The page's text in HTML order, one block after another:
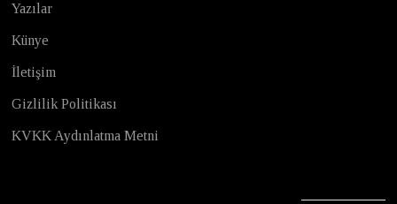
Yazılar
Künye
İletişim
Gizlilik Politikası
KVKK Aydınlatma Metni